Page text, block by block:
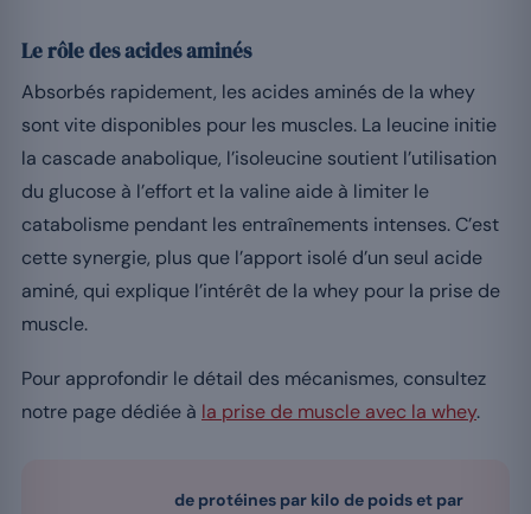
Le rôle des acides aminés
Absorbés rapidement, les acides aminés de la whey
sont vite disponibles pour les muscles. La leucine initie
la cascade anabolique, l’isoleucine soutient l’utilisation
du glucose à l’effort et la valine aide à limiter le
catabolisme pendant les entraînements intenses. C’est
cette synergie, plus que l’apport isolé d’un seul acide
aminé, qui explique l’intérêt de la whey pour la prise de
muscle.
Pour approfondir le détail des mécanismes, consultez
notre page dédiée à la prise de muscle avec la whey.
de protéines par kilo de poids et par